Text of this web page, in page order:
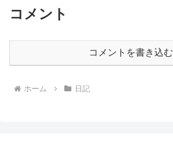
コメント
コメントを書き込む
ホーム 日記